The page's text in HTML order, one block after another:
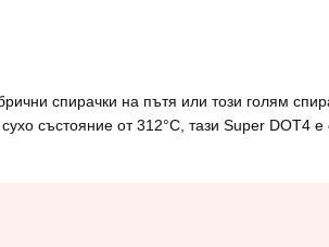
спирачки на пътя или този голям
състояние от 312°C, тази Super DOT4 е